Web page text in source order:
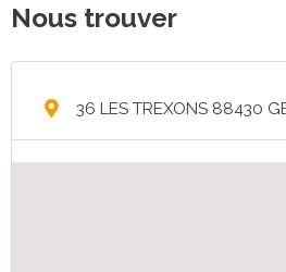
Nous trouver
36 LES TREXONS 88430